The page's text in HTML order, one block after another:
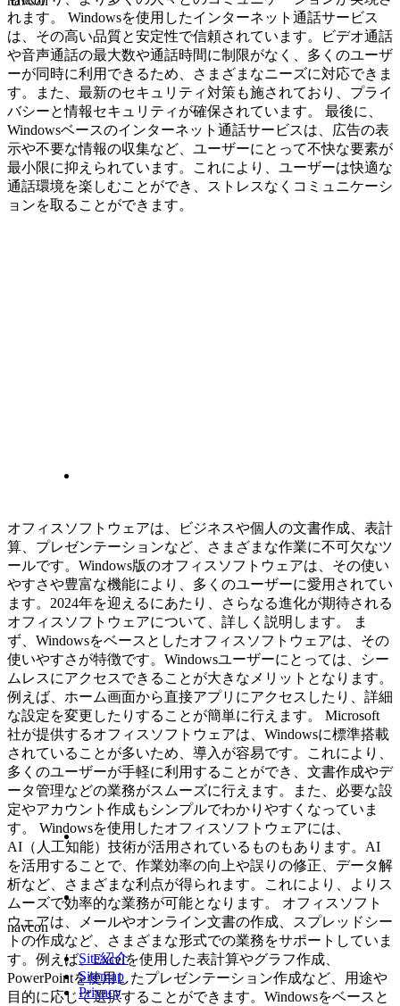
れます。 Windowsを使用したインターネット通話サービス
は、その高い品質と安定性で信頼されています。ビデオ通話
や音声通話の最大数や通話時間に制限がなく、多くのユーザ
ーが同時に利用できるため、さまざまなニーズに対応できま
す。また、最新のセキュリティ対策も施されており、プライ
バシーと情報セキュリティが確保されています。 最後に、
Windowsベースのインターネット通話サービスは、広告の表
示や不要な情報の収集など、ユーザーにとって不快な要素が
最小限に抑えられています。これにより、ユーザーは快適な
通話環境を楽しむことができ、ストレスなくコミュニケーシ
ョンを取ることができます。
オフィスソフトウェアは、ビジネスや個人の文書作成、表計
算、プレゼンテーションなど、さまざまな作業に不可欠なツ
ールです。Windows版のオフィスソフトウェアは、その使い
やすさや豊富な機能により、多くのユーザーに愛用されてい
ます。2024年を迎えるにあたり、さらなる進化が期待される
オフィスソフトウェアについて、詳しく説明します。 ま
ず、Windowsをベースとしたオフィスソフトウェアは、その
使いやすさが特徴です。Windowsユーザーにとっては、シー
ムレスにアクセスできることが大きなメリットとなります。
例えば、ホーム画面から直接アプリにアクセスしたり、詳細
な設定を変更したりすることが簡単に行えます。 Microsoft
社が提供するオフィスソフトウェアは、Windowsに標準搭載
されていることが多いため、導入が容易です。これにより、
多くのユーザーが手軽に利用することができ、文書作成やデ
ータ管理などの業務がスムーズに行えます。また、必要な設
定やアカウント作成もシンプルでわかりやすくなっていま
す。 Windowsを使用したオフィスソフトウェアには、
AI（人工知能）技術が活用されているものもあります。AI
を活用することで、作業効率の向上や誤りの修正、データ解
析など、さまざまな利点が得られます。これにより、よりス
ムーズで効率的な業務が可能となります。 オフィスソフト
ウェアは、メールやオンライン文書の作成、スプレッドシー
トの作成など、さまざまな形式での業務をサポートしていま
す。例えば、Excelを使用した表計算やグラフ作成、
PowerPointを使用したプレゼンテーション作成など、用途や
目的に応じて選択することができます。Windowsをベースと
navcon
Site紹介
Sitemap
Privacy